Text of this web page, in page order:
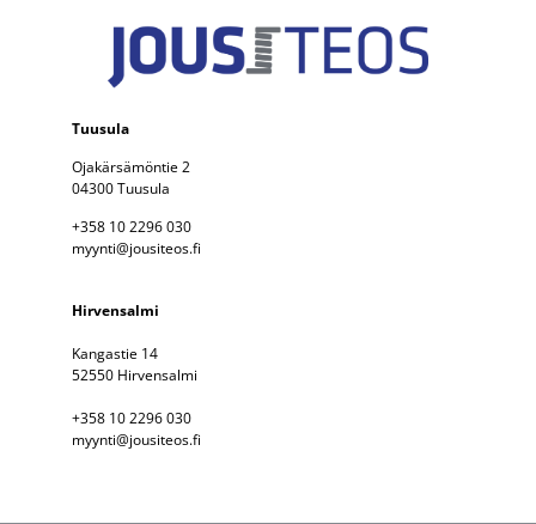
Tuusula
Ojakärsämöntie 2
04300 Tuusula
+358 10 2296 030
myynti@jousiteos.fi
Hirvensalmi
Kangastie 14
52550 Hirvensalmi
+358 10 2296 030
myynti@jousiteos.fi